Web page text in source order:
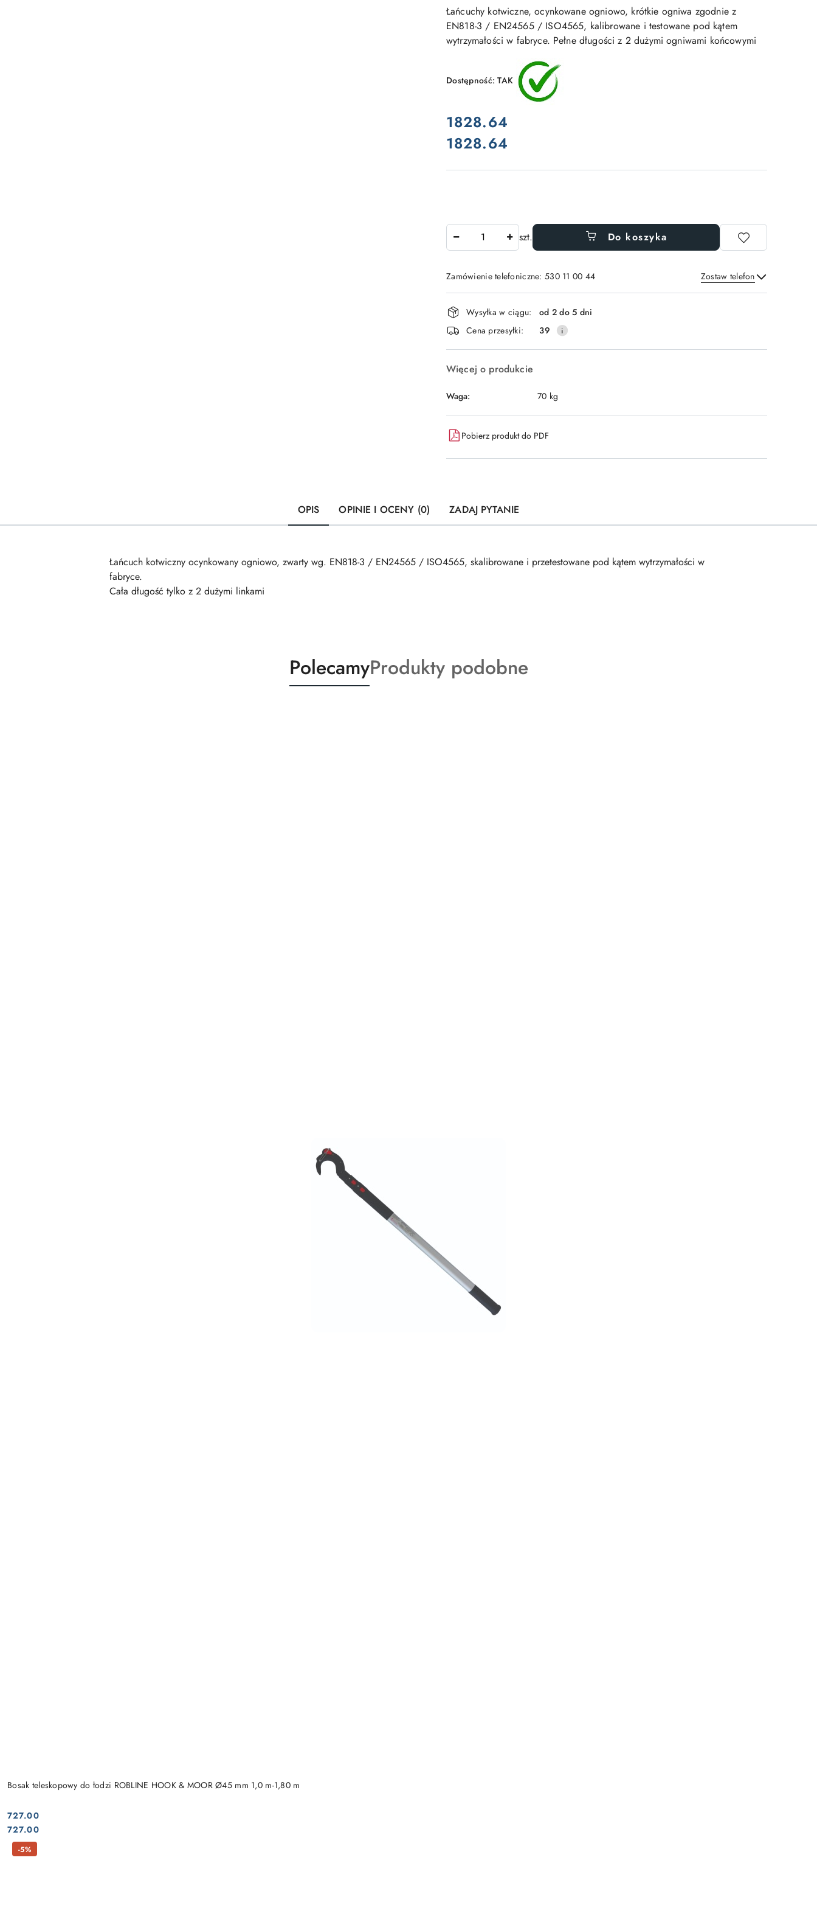
Łańcuchy kotwiczne, ocynkowane ogniowo, krótkie ogniwa zgodnie z
EN818-3 / EN24565 / ISO4565, kalibrowane i testowane pod kątem
wytrzymałości w fabryce. Pełne długości z 2 dużymi ogniwami końcowymi
Dostępność:TAK
cena:
1828.64
Cena:
1828.64
szt. Do koszyka
Zamówienie telefoniczne: 530 11 00 44 Zostaw telefon
Wyślij
Dostępność
i
dostawa
Wysyłka w ciągu:
od 2 do 5 dni
Cena przesyłki:
39
Więcej o produkcie
Waga: 70 kg
Pobierz produkt do PDF
OPIS OPINIE I OCENY (0) ZADAJ PYTANIE
Łańcuch kotwiczny ocynkowany ogniowo, zwarty wg. EN818-3 / EN24565 / ISO4565, skalibrowane i przetestowane pod kątem wytrzymałości w
fabryce.
Cała długość tylko z 2 dużymi linkami
Produkty
o
PolecamyProdukty
o
Produkty podobne
Bosak teleskopowy do łodzi ROBLINE HOOK & MOOR Ø45 mm 1,0 m-1,80 m
Cena:
727.00
Cena:
727.00
-5%